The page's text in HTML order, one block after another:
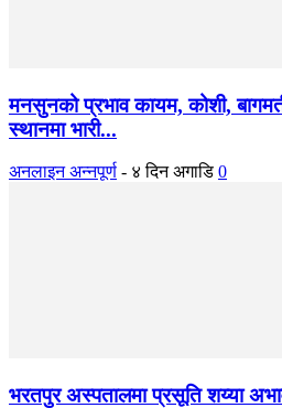
मनसुनको प्रभाव कायम, कोशी,
स्थानमा भारी...
अनलाइन अन्नपूर्ण - ४ दिन अगाडि 0
भरतपुर अस्पतालमा प्रसूति शय्या